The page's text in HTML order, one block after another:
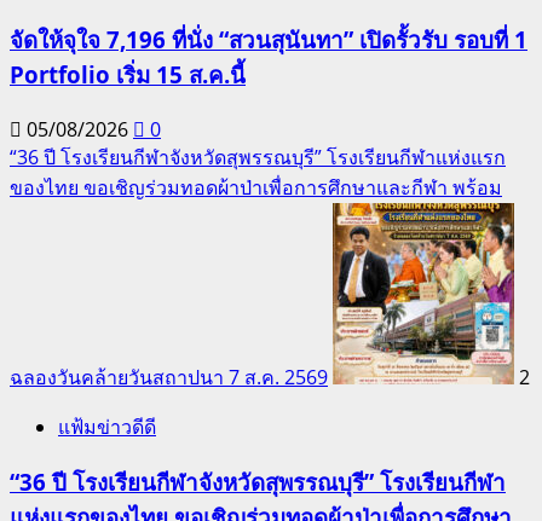
จัดให้จุใจ 7,196 ที่นั่ง “สวนสุนันทา” เปิดรั้วรับ รอบที่ 1
Portfolio เริ่ม 15 ส.ค.นี้
05/08/2026
0
“36 ปี โรงเรียนกีฬาจังหวัดสุพรรณบุรี” โรงเรียนกีฬาแห่งแรก
ของไทย ขอเชิญร่วมทอดผ้าป่าเพื่อการศึกษาและกีฬา พร้อม
ฉลองวันคล้ายวันสถาปนา 7 ส.ค. 2569
2
แฟ้มข่าวดีดี
“36 ปี โรงเรียนกีฬาจังหวัดสุพรรณบุรี” โรงเรียนกีฬา